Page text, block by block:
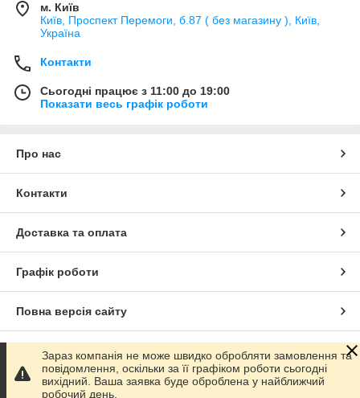
м. Київ
Київ, Проспект Перемоги, б.87 ( без магазину ), Київ,
Україна
Контакти
Сьогодні працює з 11:00 до 19:00
Показати весь графік роботи
Про нас
Контакти
Доставка та оплата
Графік роботи
Повна версія сайту
Сайт створено на маркетплейсіProm.ua
Політика конфіденційності
Зараз компанія не може швидко обробляти замовлення та
повідомлення, оскільки за її графіком роботи сьогодні
вихідний. Ваша заявка буде оброблена у найближчий
робочий день.